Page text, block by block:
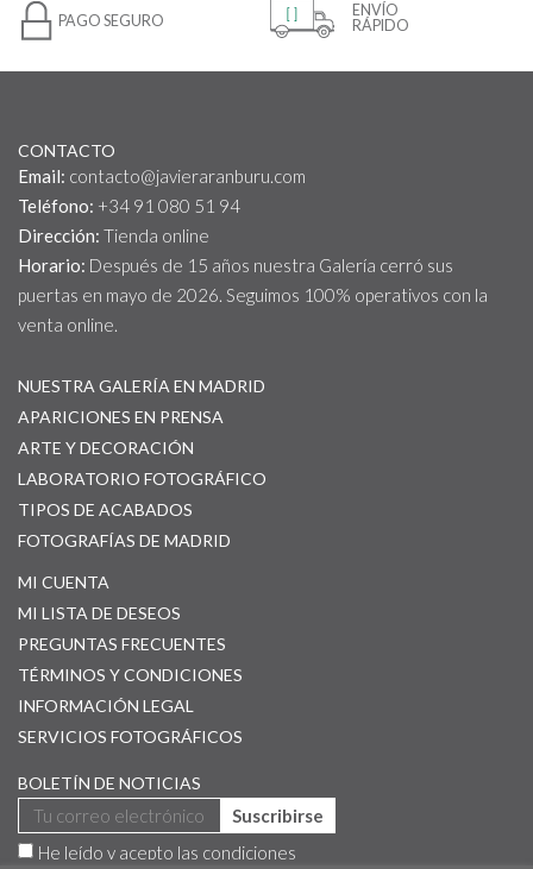
PAGO SEGURO
ENVÍO
RÁPIDO
CONTACTO
Email: contacto@javieraranburu.com
Teléfono: +34 91 080 51 94
Dirección: Tienda online
Horario: Después de 15 años nuestra Galería cerró sus
puertas en mayo de 2026. Seguimos 100% operativos con la
venta online.
NUESTRA GALERÍA EN MADRID
APARICIONES EN PRENSA
ARTE Y DECORACIÓN
LABORATORIO FOTOGRÁFICO
TIPOS DE ACABADOS
FOTOGRAFÍAS DE MADRID
MI CUENTA
MI LISTA DE DESEOS
PREGUNTAS FRECUENTES
TÉRMINOS Y CONDICIONES
INFORMACIÓN LEGAL
SERVICIOS FOTOGRÁFICOS
BOLETÍN DE NOTICIAS
Suscribirse
He leído y acepto las condiciones